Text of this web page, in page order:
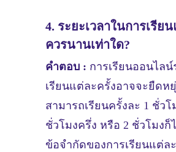
4. ระยะเวลาในการเรีย
ควรนานเท่าใด?
คำตอบ : การเรียนออนไลน์
เรียนแต่ละครั้งอาจจะยืดห
สามารถเรียนครั้งละ 1 ชั่วโ
ชั่วโมงครึ่ง หรือ 2 ชั่วโมง
ข้อจำกัดของการเรียนแต่ล